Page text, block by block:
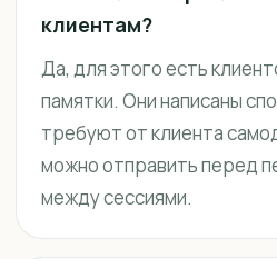
клиентам?
Да, для этого есть
памятки. Они написаны
требуют от клиента
можно отправить перед
между сессиями.